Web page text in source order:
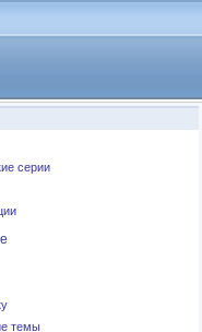
серии
темы